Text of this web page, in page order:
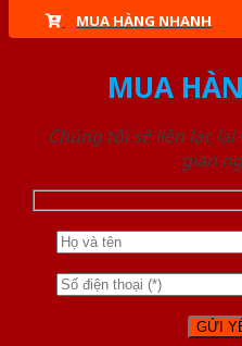
MUA HÀNG NHANH
MUA
Chúng tôi sẽ liên lạc
gian